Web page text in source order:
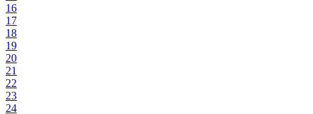
16
17
18
19
20
21
22
23
24